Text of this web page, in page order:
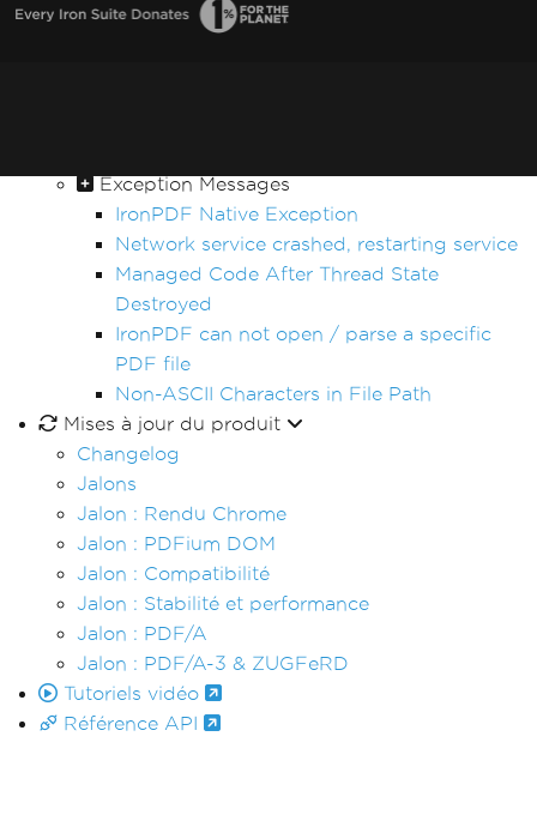
PDF/UA Compliance
WCAG and PDF/UA
Exception Messages
IronPDF Native Exception
Network service crashed, restarting service
Managed Code After Thread State
Destroyed
IronPDF can not open / parse a specific
PDF file
Non-ASCII Characters in File Path
Mises à jour du produit
Changelog
Jalons
Jalon : Rendu Chrome
Jalon : PDFium DOM
Jalon : Compatibilité
Jalon : Stabilité et performance
Jalon : PDF/A
Jalon : PDF/A-3 & ZUGFeRD
Tutoriels vidéo
Référence API